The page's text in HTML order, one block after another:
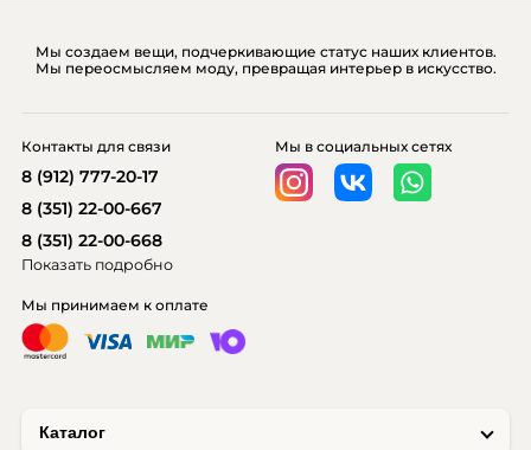
Мы создаем вещи, подчеркивающие статус наших клиентов.
Мы переосмысляем моду, превращая интерьер в искусство.
Каталог
Мы принимаем к оплате
Мы в социальных сетях
Контакты для связи
8 (912) 777-20-17
8 (351) 22-00-667
8 (351) 22-00-668
Показать подробно